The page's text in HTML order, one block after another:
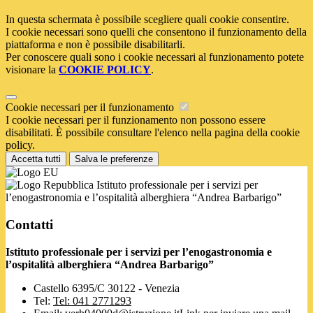
In questa schermata è possibile scegliere quali cookie consentire.
I cookie necessari sono quelli che consentono il funzionamento della
piattaforma e non è possibile disabilitarli.
Per conoscere quali sono i cookie necessari al funzionamento potete
visionare la COOKIE POLICY.
Cookie necessari per il funzionamento
I cookie necessari per il funzionamento non possono essere
disabilitati. È possibile consultare l'elenco nella pagina della cookie
policy.
Accetta tutti Salva le preferenze
Istituto professionale per i servizi per
l’enogastronomia e l’ospitalità alberghiera “Andrea Barbarigo”
Contatti
Istituto professionale per i servizi per l’enogastronomia e
l’ospitalità alberghiera “Andrea Barbarigo”
Castello 6395/C 30122 - Venezia
Tel: Tel: 041 2771293